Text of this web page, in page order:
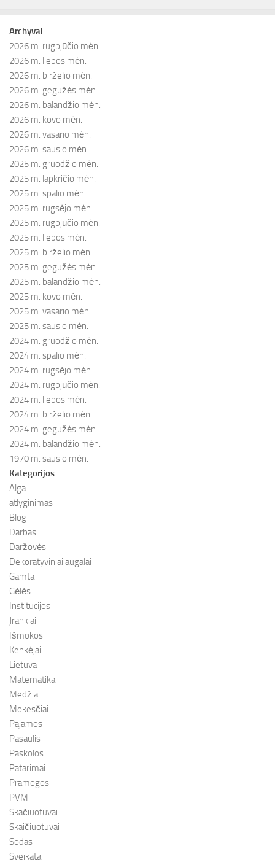
Archyvai
2026 m. rugpjūčio mėn.
2026 m. liepos mėn.
2026 m. birželio mėn.
2026 m. gegužės mėn.
2026 m. balandžio mėn.
2026 m. kovo mėn.
2026 m. vasario mėn.
2026 m. sausio mėn.
2025 m. gruodžio mėn.
2025 m. lapkričio mėn.
2025 m. spalio mėn.
2025 m. rugsėjo mėn.
2025 m. rugpjūčio mėn.
2025 m. liepos mėn.
2025 m. birželio mėn.
2025 m. gegužės mėn.
2025 m. balandžio mėn.
2025 m. kovo mėn.
2025 m. vasario mėn.
2025 m. sausio mėn.
2024 m. gruodžio mėn.
2024 m. spalio mėn.
2024 m. rugsėjo mėn.
2024 m. rugpjūčio mėn.
2024 m. liepos mėn.
2024 m. birželio mėn.
2024 m. gegužės mėn.
2024 m. balandžio mėn.
1970 m. sausio mėn.
Kategorijos
Alga
atlyginimas
Blog
Darbas
Daržovės
Dekoratyviniai augalai
Gamta
Gėlės
Institucijos
Įrankiai
Išmokos
Kenkėjai
Lietuva
Matematika
Medžiai
Mokesčiai
Pajamos
Pasaulis
Paskolos
Patarimai
Pramogos
PVM
Skačiuotuvai
Skaičiuotuvai
Sodas
Sveikata